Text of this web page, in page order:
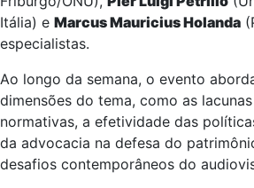
Itália) e Marcus Mauricius Holanda
especialistas.
Ao longo da semana, o evento
dimensões do tema, como as
normativas, a efetividade das
da advocacia na defesa do
desafios contemporâneos do